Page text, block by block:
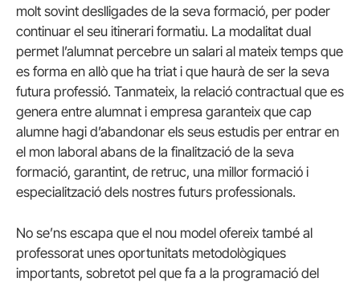
molt sovint deslligades de la seva formació, per poder
continuar el seu itinerari formatiu. La modalitat dual
permet l’alumnat percebre un salari al mateix temps que
es forma en allò que ha triat i que haurà de ser la seva
futura professió. Tanmateix, la relació contractual que es
genera entre alumnat i empresa garanteix que cap
alumne hagi d’abandonar els seus estudis per entrar en
el mon laboral abans de la finalització de la seva
formació, garantint, de retruc, una millor formació i
especialització dels nostres futurs professionals.
No se’ns escapa que el nou model ofereix també al
professorat unes oportunitats metodològiques
importants, sobretot pel que fa a la programació del